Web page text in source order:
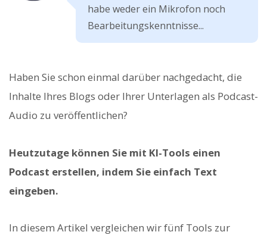
habe weder ein Mikrofon noch
Bearbeitungskenntnisse...
Haben Sie schon einmal darüber nachgedacht, die
Inhalte Ihres Blogs oder Ihrer Unterlagen als Podcast-
Audio zu veröffentlichen?
Heutzutage können Sie mit KI-Tools einen
Podcast erstellen, indem Sie einfach Text
eingeben.
In diesem Artikel vergleichen wir fünf Tools zur